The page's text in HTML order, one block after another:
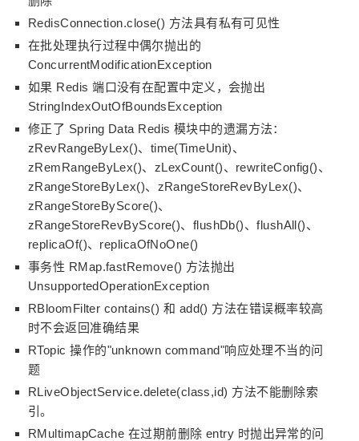
RedisConnection.close() 方法具有私有可见性
在批处理执行过程中偶尔抛出的
ConcurrentModificationException
如果 Redis 端口没有在配置中定义，会抛出
StringIndexOutOfBoundsException
修正了 Spring Data Redis 模块中的遗漏方法：
zRevRangeByLex()、time(TimeUnit)、
zRemRangeByLex()、zLexCount()、rewriteConfig()、
zRangeStoreByLex()、zRangeStoreRevByLex()、
zRangeStoreByScore()、
zRangeStoreRevByScore()、flushDb()、flushAll()、
replicaOf()、replicaOfNoOne()
事务性 RMap.fastRemove() 方法抛出
UnsupportedOperationException
RBloomFilter contains() 和 add() 方法在错误概率较高
时不会返回准确结果
RTopic 操作的"unknown command"响应处理不当的问
题
RLiveObjectService.delete(class,id) 方法不能删除索
引。
RMultimapCache 在过期前删除 entry 时抛出异常的问